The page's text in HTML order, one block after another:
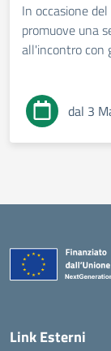
In occasione
promuove una
all'incontro con
dal 3
Link Esterni